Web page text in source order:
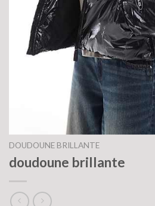
DOUDOUNE BRILLANTE
doudoune brillante